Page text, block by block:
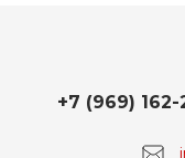
+7 (969) 162-